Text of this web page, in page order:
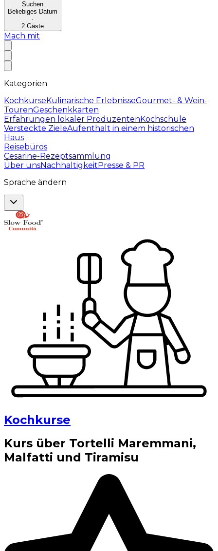
Suchen
Beliebiges Datum
·
2 Gäste
Mach mit
Kategorien
KochkurseKulinarische ErlebnisseGourmet- & Wein-
TourenGeschenkkarten
Erfahrungen lokaler ProduzentenKochschule
Versteckte ZieleAufenthalt in einem historischen
Haus
Reisebüros
Cesarine-Rezeptsammlung
Über unsNachhaltigkeitPresse & PR
Sprache ändern
Kochkurse
Kurs über Tortelli Maremmani,
Malfatti und Tiramisu